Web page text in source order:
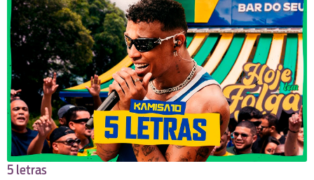
5 letras